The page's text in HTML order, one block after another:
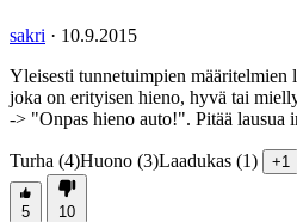
sakri · 10.9.2015
Yleisesti tunnetuimpien määritelmien
joka on erityisen hieno, hyvä tai
-> "Onpas hieno auto!". Pitää lausua
Turha (4)Huono (3)Laadukas (1) +1
5
10